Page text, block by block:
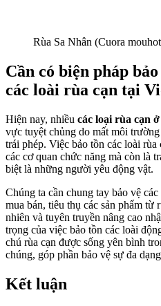
Rùa Sa Nhân (Cuora
Cần có biện pháp
các loài rùa cạn tại
Hiện nay, nhiều các loại rùa cạn
vực tuyệt chủng do mất môi
trái phép. Việc bảo tồn các loài
các cơ quan chức năng mà còn là
biệt là những người yêu động vật.
Chúng ta cần chung tay bảo vệ
mua bán, tiêu thụ các sản phẩm từ
nhiên và tuyên truyền nâng cao
trọng của việc bảo tồn các loài
chú rùa cạn được sống yên bình
chúng, góp phần bảo vệ sự đa
Kết luận